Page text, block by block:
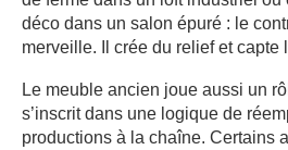
déco dans un salon épuré : le
merveille. Il crée du relief et capte
Le meuble ancien joue aussi un
s’inscrit dans une logique de
productions à la chaîne. Certains